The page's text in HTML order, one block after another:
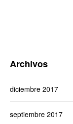
Archivos
diciembre 2017
septiembre 2017